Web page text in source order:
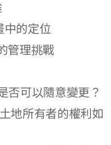
的定位
理挑戰
以隨意變更？
有者的權利如